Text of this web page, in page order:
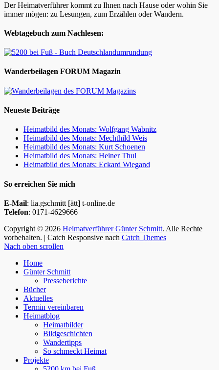
Der Heimatverführer kommt zu Ihnen nach Hause oder wohin Sie
immer mögen: zu Lesungen, zum Erzählen oder Wandern.
Webtagebuch zum Nachlesen:
Wanderbeilagen FORUM Magazin
Neueste Beiträge
Heimatbild des Monats: Wolfgang Wabnitz
Heimatbild des Monats: Mechthild Weis
Heimatbild des Monats: Kurt Schoenen
Heimatbild des Monats: Heiner Thul
Heimatbild des Monats: Eckard Wiegand
So erreichen Sie mich
E-Mail: lia.gschmitt [ätt] t-online.de
Telefon: 0171-4629666
Copyright © 2026 Heimatverführer Günter Schmitt. Alle Rechte
vorbehalten. | Catch Responsive nach Catch Themes
Nach oben scrollen
Home
Günter Schmitt
Presseberichte
Bücher
Aktuelles
Termin vereinbaren
Heimatblog
Heimatbilder
Bildgeschichten
Wandertipps
So schmeckt Heimat
Projekte